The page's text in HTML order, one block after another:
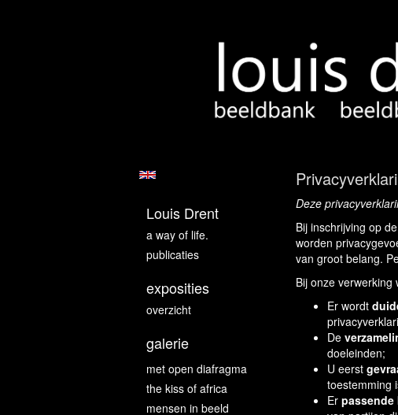
Deze
Bij inschrijving op
worden
van groot belang.
Bij onze
Er wordt
De
doeleinden;
U eerst
toestemming
Er passende
Louis Drent
a way of life.
publicaties
exposities
overzicht
galerie
met open diafragma
the kiss of africa
mensen in beeld